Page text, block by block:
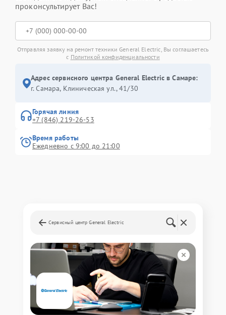
проконсультирует Вас!
Отправляя заявку на ремонт техники General Electric, Вы соглашаетесь
с Политикой конфиденциальности
Адрес сервисного центра General Electric в Самаре:
г. Самара, Клиническая ул., 41/30
Горячая линия
+7 (846) 219-26-53
Время работы
Ежедневно с 9:00 до 21:00
Сервисный центр General Electric